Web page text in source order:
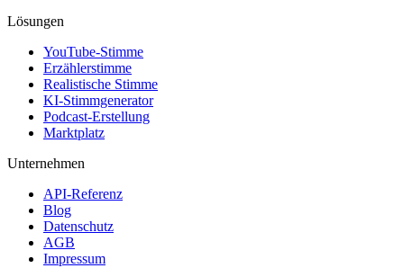
Lösungen
YouTube-Stimme
Erzählerstimme
Realistische Stimme
KI-Stimmgenerator
Podcast-Erstellung
Marktplatz
Unternehmen
API-Referenz
Blog
Datenschutz
AGB
Impressum